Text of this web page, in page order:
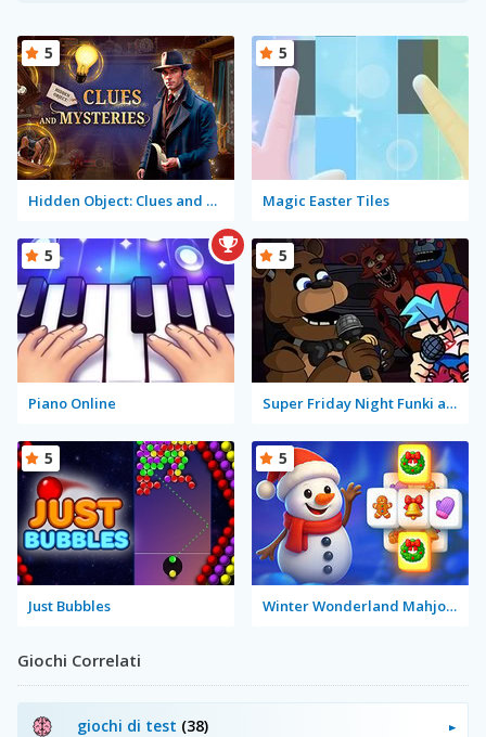
Hidden Object: Clues and Mysteries
5
Magic Easter Tiles
5
Piano Online
5
Super Friday Night Funki at Freddy's 2
5
Just Bubbles
5
Winter Wonderland Mahjong
5
Giochi Correlati
giochi di test (38)